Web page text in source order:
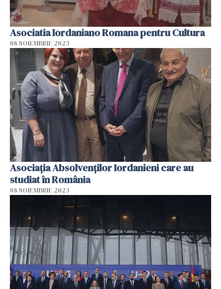
Asociatia Iordaniano Romana pentru Cultura
08 NOIEMBRIE 2023
Asociația Absolvenților Iordanieni care au
studiat în România
08 NOIEMBRIE 2023